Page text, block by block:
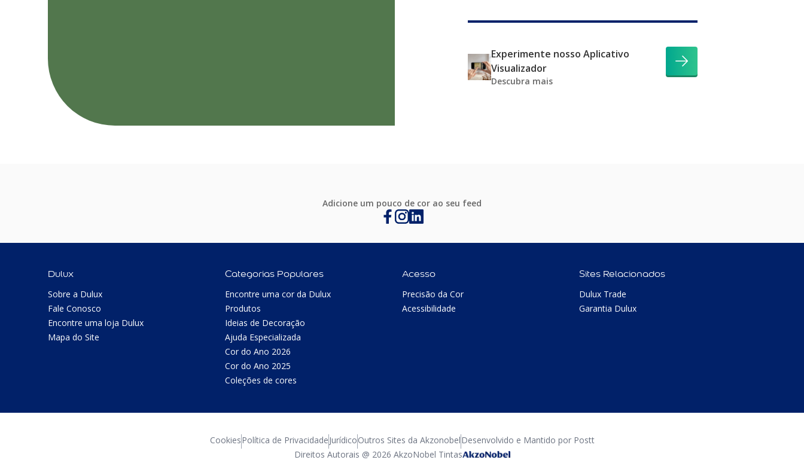
Experimente nosso Aplicativo
Visualizador
Descubra mais
Adicione um pouco de cor ao seu feed
Dulux
Sobre a Dulux
Fale Conosco
Encontre uma loja Dulux
Mapa do Site
Categorias Populares
Encontre uma cor da Dulux
Produtos
Ideias de Decoração
Ajuda Especializada
Cor do Ano 2026
Cor do Ano 2025
Coleções de cores
Acesso
Precisão da Cor
Acessibilidade
Sites Relacionados
Dulux Trade
Garantia Dulux
CookiesPolítica de PrivacidadeJurídicoOutros Sites da AkzonobelDesenvolvido e Mantido por Postt
Direitos Autorais @ 2026 AkzoNobel Tintas